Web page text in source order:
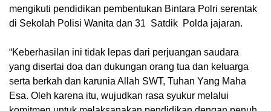
mengikuti pendidikan pembentukan Bintara Polri serentak
di Sekolah Polisi Wanita dan 31 Satdik Polda jajaran.
“Keberhasilan ini tidak lepas dari perjuangan saudara
yang disertai doa dan dukungan orang tua dan keluarga
serta berkah dan karunia Allah SWT, Tuhan Yang Maha
Esa. Oleh karena itu, wujudkan rasa syukur melalui